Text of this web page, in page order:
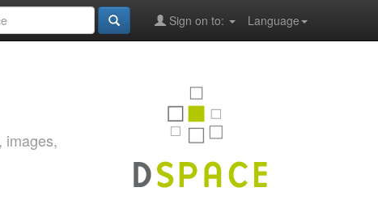
Language
Sign on to:
images,